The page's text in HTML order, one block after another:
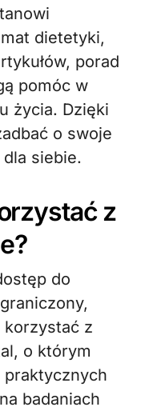
dietetyki,
porad
pomóc w
życia. Dzięki
o swoje
siebie.
z
do
korzystać z
o którym
badaniach